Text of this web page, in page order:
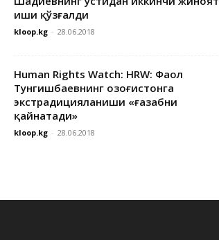
иши қўзғалди
kloop.kg - 28.06.2018
Human Rights Watch: HRW: Фаол
Тунгишбаевнинг Қозоғистонга
экстрадицияланиши «ғазабни
қайнатади»
kloop.kg - 28.06.2018